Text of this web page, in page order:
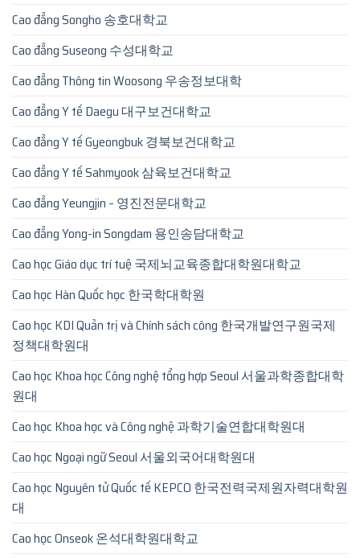
Cao đẳng Songho 송호대학교
Cao đẳng Suseong 수성대학교
Cao đẳng Thông tin Woosong 우송정보대학
Cao đẳng Y tế Daegu 대구보건대학교
Cao đẳng Y tế Gyeongbuk 경북보건대학교
Cao đẳng Y tế Sahmyook 삼육보건대학교
Cao đẳng Yeungjin – 영진전문대학교
Cao đẳng Yong-in Songdam 용인송담대학교
Cao học Giáo dục trí tuệ 국제뇌교육종합대학원대학교
Cao học Hàn Quốc học 한국학대학원
Cao học KDI Quản trị và Chính sách công 한국개발연구원국제
정책대학원대
Cao học Khoa học Công nghệ tổng hợp Seoul 서울과학종합대학
원대
Cao học Khoa học và Công nghệ 과학기술연합대학원대
Cao học Ngoại ngữ Seoul 서울외국어대학원대
Cao học Nguyên tử Quốc tế KEPCO 한국전력국제원자력대학원
대
Cao học Onseok 온석대학원대학교